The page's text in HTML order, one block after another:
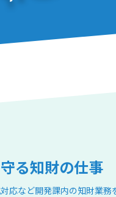
る知財の仕事
応など開発課内の知財業務